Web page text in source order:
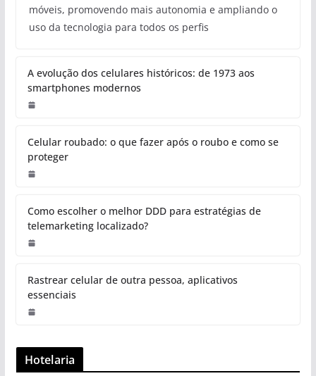
móveis, promovendo mais autonomia e ampliando o
uso da tecnologia para todos os perfis
A evolução dos celulares históricos: de 1973 aos
smartphones modernos
Celular roubado: o que fazer após o roubo e como se
proteger
Como escolher o melhor DDD para estratégias de
telemarketing localizado?
Rastrear celular de outra pessoa, aplicativos
essenciais
Hotelaria